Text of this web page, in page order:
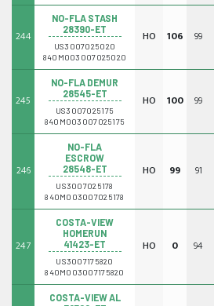
244
NO-FLA STASH
28390-ET
US3007025020
840M003007025020
HO 106 99
245
NO-FLA DEMUR
28545-ET
US3007025175
840M003007025175
HO 100 99
246
NO-FLA
ESCROW
28548-ET
US3007025178
840M003007025178
HO 99 91
247
COSTA-VIEW
HOMERUN
41423-ET
US3007175820
840M003007175820
HO 0 94
COSTA-VIEW AL